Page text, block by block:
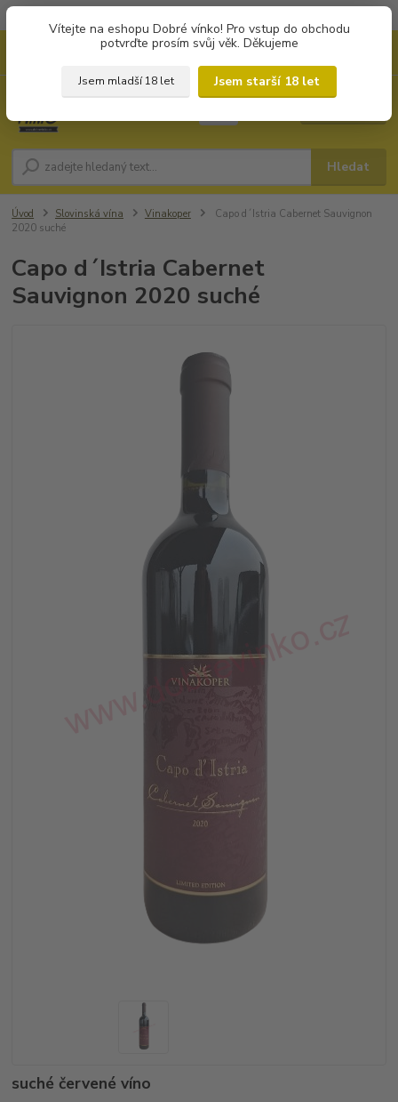
Vítejte na eshopu Dobré vínko! Pro vstup do obchodu
potvrďte prosím svůj věk. Děkujeme
Jsem mladší 18 let
Jsem starší 18 let
Hledat
Úvod Slovinská vína Vinakoper
Capo d´Istria Cabernet Sauvignon
2020 suché
Capo d´Istria Cabernet
Sauvignon 2020 suché
suché červené víno